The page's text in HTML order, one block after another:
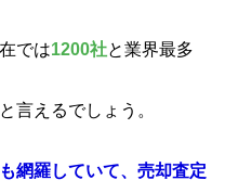
では1200社と業界最多
言えるでしょう。
網羅していて、売却査定